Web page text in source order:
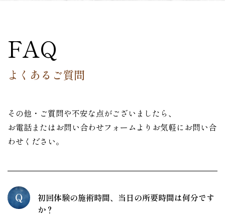
FAQ
よくあるご質問
その他・ご質問や不安な点がございましたら、
お電話またはお問い合わせフォームよりお気軽にお問い合
わせください。
Q
初回体験の施術時間、当日の所要時間は何分です
か？